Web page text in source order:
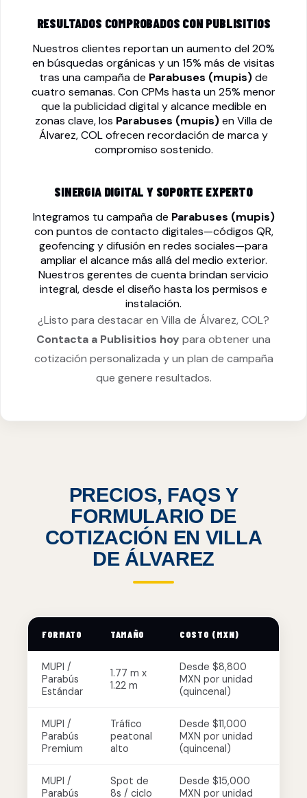
RESULTADOS COMPROBADOS CON PUBLISITIOS
Nuestros clientes reportan un aumento del 20%
en búsquedas orgánicas y un 15% más de visitas
tras una campaña de Parabuses (mupis)de
cuatro semanas. Con CPMs hasta un 25% menor
que la publicidad digital y alcance medible en
zonas clave, los Parabuses (mupis)en Villa de
Álvarez, COL ofrecen recordación de marca y
compromiso sostenido.
SINERGIA DIGITAL Y SOPORTE EXPERTO
Integramos tu campaña de Parabuses (mupis)
con puntos de contacto digitales—códigos QR,
geofencing y difusión en redes sociales—para
ampliar el alcance más allá del medio exterior.
Nuestros gerentes de cuenta brindan servicio
integral, desde el diseño hasta los permisos e
instalación.
¿Listo para destacar en Villa de Álvarez, COL?
Contacta a Publisitios hoy para obtener una
cotización personalizada y un plan de campaña
que genere resultados.
PRECIOS, FAQS Y
FORMULARIO DE
COTIZACIÓN EN VILLA
DE ÁLVAREZ
FORMATO TAMAÑO COSTO (MXN)
MUPI /
Parabús
Estándar
1.77 m x
1.22 m
Desde $8,800
MXN por unidad
(quincenal)
MUPI /
Parabús
Premium
Tráfico
peatonal
alto
Desde $11,000
MXN por unidad
(quincenal)
MUPI /
Parabús
Spot de
8s / ciclo
Desde $15,000
MXN por unidad